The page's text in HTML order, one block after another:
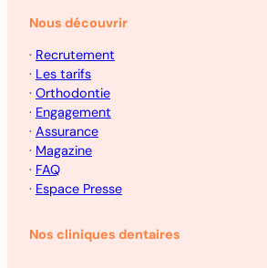
Nous découvrir
· Recrutement
· Les tarifs
· Orthodontie
· Engagement
· Assurance
· Magazine
· FAQ
· Espace Presse
Nos cliniques dentaires